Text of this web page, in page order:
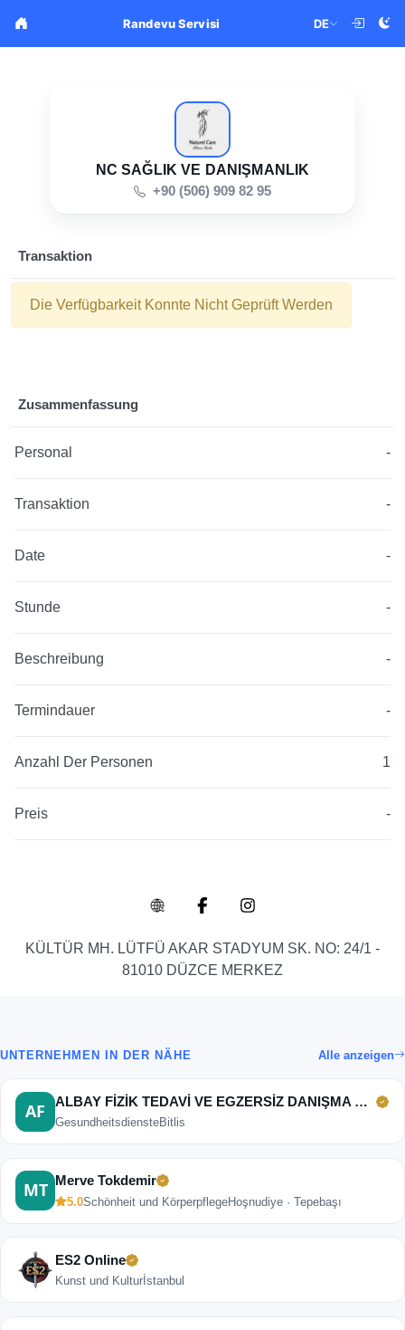
Randevu Servisi DE
NC SAĞLIK VE DANIŞMANLIK
+90 (506) 909 82 95
Transaktion
Die Verfügbarkeit Konnte Nicht Geprüft Werden
Zusammenfassung
Personal -
Transaktion -
Date -
Stunde -
Beschreibung -
Termindauer -
Anzahl Der Personen 1
Preis -
KÜLTÜR MH. LÜTFÜ AKAR STADYUM SK. NO: 24/1 -
81010 DÜZCE MERKEZ
UNTERNEHMEN IN DER NÄHE Alle anzeigen
ALBAY FİZİK TEDAVİ VE EGZERSİZ DANIŞMA MERKEZİ
GesundheitsdiensteBitlis
Merve Tokdemir
5.0Schönheit und KörperpflegeHoşnudiye · Tepebaşı
ES2 Online
Kunst und Kultur İstanbul